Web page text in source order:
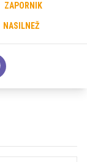
ZAPORNIK
NASILNEŽ